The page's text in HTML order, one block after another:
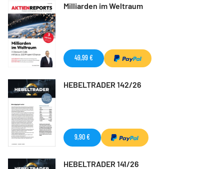
Milliarden im Weltraum
49,99 €
HEBELTRADER 142/26
9,90 €
HEBELTRADER 141/26